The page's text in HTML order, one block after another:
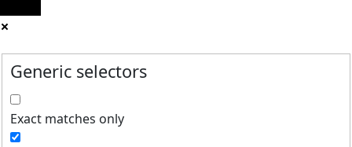
Generic selectors
Exact matches only